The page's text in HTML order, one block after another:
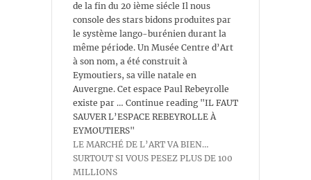
de la fin du 20 ième siécle Il nous
console des stars bidons produites par
le système lango-burénien durant la
même période. Un Musée Centre d’Art
à son nom, a été construit à
Eymoutiers, sa ville natale en
Auvergne. Cet espace Paul Rebeyrolle
existe par … Continue reading "IL FAUT
SAUVER L’ESPACE REBEYROLLE À
EYMOUTIERS"
LE MARCHÉ DE L’ART VA BIEN…
SURTOUT SI VOUS PESEZ PLUS DE 100
MILLIONS